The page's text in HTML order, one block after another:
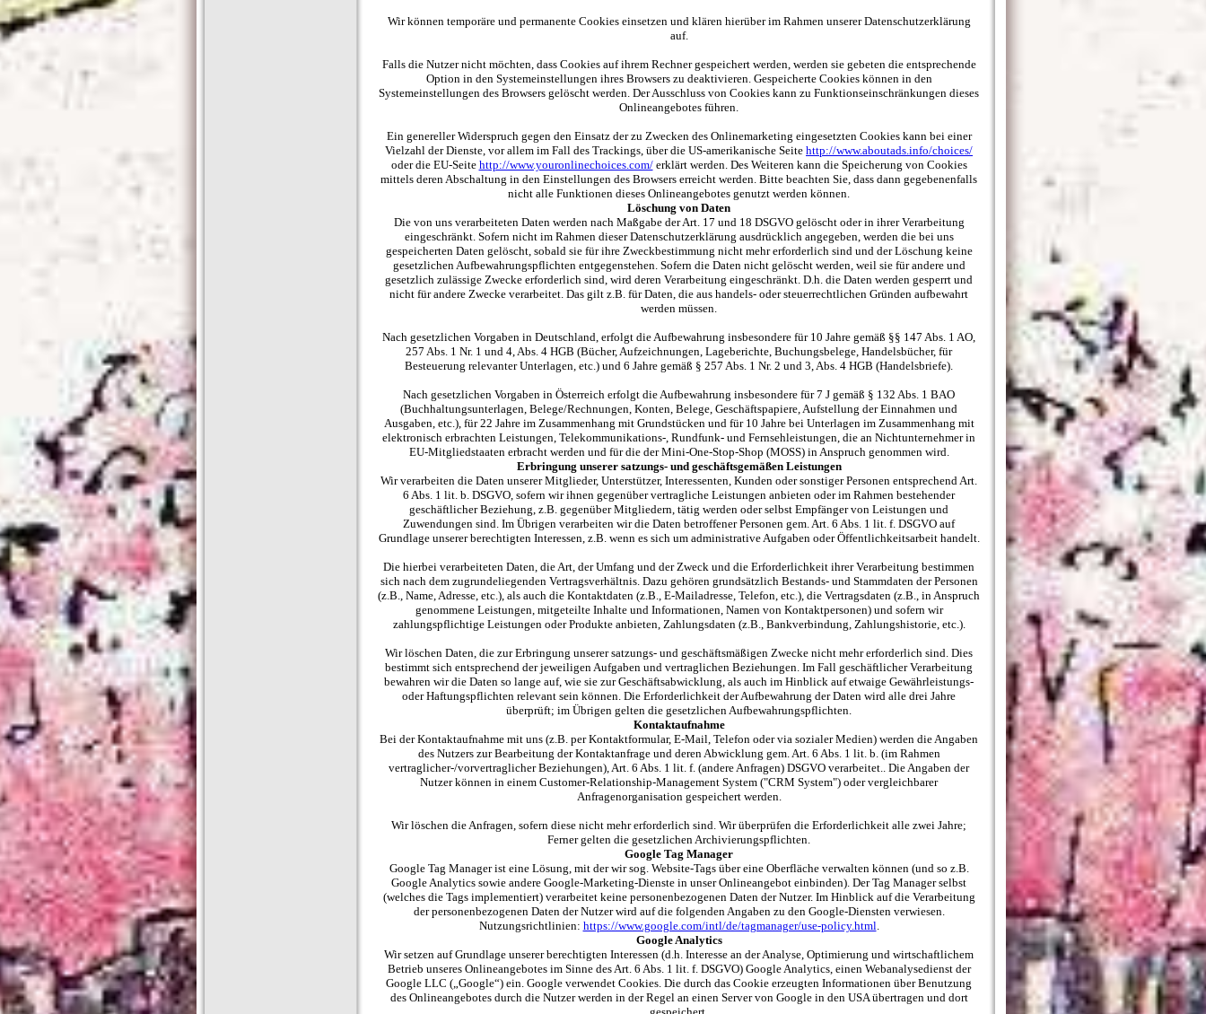
Wir können temporäre und permanente Cookies einsetzen und klären hierüber im Rahmen unserer Datenschutzerklärung
auf.
Falls die Nutzer nicht möchten, dass Cookies auf ihrem Rechner gespeichert werden, werden sie gebeten die entsprechende
Option in den Systemeinstellungen ihres Browsers zu deaktivieren. Gespeicherte Cookies können in den
Systemeinstellungen des Browsers gelöscht werden. Der Ausschluss von Cookies kann zu Funktionseinschränkungen dieses
Onlineangebotes führen.
Ein genereller Widerspruch gegen den Einsatz der zu Zwecken des Onlinemarketing eingesetzten Cookies kann bei einer
Vielzahl der Dienste, vor allem im Fall des Trackings, über die US-amerikanische Seite http://www.aboutads.info/choices/
oder die EU-Seite http://www.youronlinechoices.com/erklärt werden. Des Weiteren kann die Speicherung von Cookies
mittels deren Abschaltung in den Einstellungen des Browsers erreicht werden. Bitte beachten Sie, dass dann gegebenenfalls
nicht alle Funktionen dieses Onlineangebotes genutzt werden können.
Löschung von Daten
Die von uns verarbeiteten Daten werden nach Maßgabe der Art. 17 und 18 DSGVO gelöscht oder in ihrer Verarbeitung
eingeschränkt. Sofern nicht im Rahmen dieser Datenschutzerklärung ausdrücklich angegeben, werden die bei uns
gespeicherten Daten gelöscht, sobald sie für ihre Zweckbestimmung nicht mehr erforderlich sind und der Löschung keine
gesetzlichen Aufbewahrungspflichten entgegenstehen. Sofern die Daten nicht gelöscht werden, weil sie für andere und
gesetzlich zulässige Zwecke erforderlich sind, wird deren Verarbeitung eingeschränkt. D.h. die Daten werden gesperrt und
nicht für andere Zwecke verarbeitet. Das gilt z.B. für Daten, die aus handels- oder steuerrechtlichen Gründen aufbewahrt
werden müssen.
Nach gesetzlichen Vorgaben in Deutschland, erfolgt die Aufbewahrung insbesondere für 10 Jahre gemäß §§ 147 Abs. 1 AO,
257 Abs. 1 Nr. 1 und 4, Abs. 4 HGB (Bücher, Aufzeichnungen, Lageberichte, Buchungsbelege, Handelsbücher, für
Besteuerung relevanter Unterlagen, etc.) und 6 Jahre gemäß § 257 Abs. 1 Nr. 2 und 3, Abs. 4 HGB (Handelsbriefe).
Nach gesetzlichen Vorgaben in Österreich erfolgt die Aufbewahrung insbesondere für 7 J gemäß § 132 Abs. 1 BAO
(Buchhaltungsunterlagen, Belege/Rechnungen, Konten, Belege, Geschäftspapiere, Aufstellung der Einnahmen und
Ausgaben, etc.), für 22 Jahre im Zusammenhang mit Grundstücken und für 10 Jahre bei Unterlagen im Zusammenhang mit
elektronisch erbrachten Leistungen, Telekommunikations-, Rundfunk- und Fernsehleistungen, die an Nichtunternehmer in
EU-Mitgliedstaaten erbracht werden und für die der Mini-One-Stop-Shop (MOSS) in Anspruch genommen wird.
Erbringung unserer satzungs- und geschäftsgemäßen Leistungen
Wir verarbeiten die Daten unserer Mitglieder, Unterstützer, Interessenten, Kunden oder sonstiger Personen entsprechend Art.
6 Abs. 1 lit. b. DSGVO, sofern wir ihnen gegenüber vertragliche Leistungen anbieten oder im Rahmen bestehender
geschäftlicher Beziehung, z.B. gegenüber Mitgliedern, tätig werden oder selbst Empfänger von Leistungen und
Zuwendungen sind. Im Übrigen verarbeiten wir die Daten betroffener Personen gem. Art. 6 Abs. 1 lit. f. DSGVO auf
Grundlage unserer berechtigten Interessen, z.B. wenn es sich um administrative Aufgaben oder Öffentlichkeitsarbeit handelt.
Die hierbei verarbeiteten Daten, die Art, der Umfang und der Zweck und die Erforderlichkeit ihrer Verarbeitung bestimmen
sich nach dem zugrundeliegenden Vertragsverhältnis. Dazu gehören grundsätzlich Bestands- und Stammdaten der Personen
(z.B., Name, Adresse, etc.), als auch die Kontaktdaten (z.B., E-Mailadresse, Telefon, etc.), die Vertragsdaten (z.B., in Anspruch
genommene Leistungen, mitgeteilte Inhalte und Informationen, Namen von Kontaktpersonen) und sofern wir
zahlungspflichtige Leistungen oder Produkte anbieten, Zahlungsdaten (z.B., Bankverbindung, Zahlungshistorie, etc.).
Wir löschen Daten, die zur Erbringung unserer satzungs- und geschäftsmäßigen Zwecke nicht mehr erforderlich sind. Dies
bestimmt sich entsprechend der jeweiligen Aufgaben und vertraglichen Beziehungen. Im Fall geschäftlicher Verarbeitung
bewahren wir die Daten so lange auf, wie sie zur Geschäftsabwicklung, als auch im Hinblick auf etwaige Gewährleistungs-
oder Haftungspflichten relevant sein können. Die Erforderlichkeit der Aufbewahrung der Daten wird alle drei Jahre
überprüft; im Übrigen gelten die gesetzlichen Aufbewahrungspflichten.
Kontaktaufnahme
Bei der Kontaktaufnahme mit uns (z.B. per Kontaktformular, E-Mail, Telefon oder via sozialer Medien) werden die Angaben
des Nutzers zur Bearbeitung der Kontaktanfrage und deren Abwicklung gem. Art. 6 Abs. 1 lit. b. (im Rahmen
vertraglicher-/vorvertraglicher Beziehungen), Art. 6 Abs. 1 lit. f. (andere Anfragen) DSGVO verarbeitet.. Die Angaben der
Nutzer können in einem Customer-Relationship-Management System ("CRM System") oder vergleichbarer
Anfragenorganisation gespeichert werden.
Wir löschen die Anfragen, sofern diese nicht mehr erforderlich sind. Wir überprüfen die Erforderlichkeit alle zwei Jahre;
Ferner gelten die gesetzlichen Archivierungspflichten.
Google Tag Manager
Google Tag Manager ist eine Lösung, mit der wir sog. Website-Tags über eine Oberfläche verwalten können (und so z.B.
Google Analytics sowie andere Google-Marketing-Dienste in unser Onlineangebot einbinden). Der Tag Manager selbst
(welches die Tags implementiert) verarbeitet keine personenbezogenen Daten der Nutzer. Im Hinblick auf die Verarbeitung
der personenbezogenen Daten der Nutzer wird auf die folgenden Angaben zu den Google-Diensten verwiesen.
Nutzungsrichtlinien: https://www.google.com/intl/de/tagmanager/use-policy.html.
Google Analytics
Wir setzen auf Grundlage unserer berechtigten Interessen (d.h. Interesse an der Analyse, Optimierung und wirtschaftlichem
Betrieb unseres Onlineangebotes im Sinne des Art. 6 Abs. 1 lit. f. DSGVO) Google Analytics, einen Webanalysedienst der
Google LLC („Google“) ein. Google verwendet Cookies. Die durch das Cookie erzeugten Informationen über Benutzung
des Onlineangebotes durch die Nutzer werden in der Regel an einen Server von Google in den USA übertragen und dort